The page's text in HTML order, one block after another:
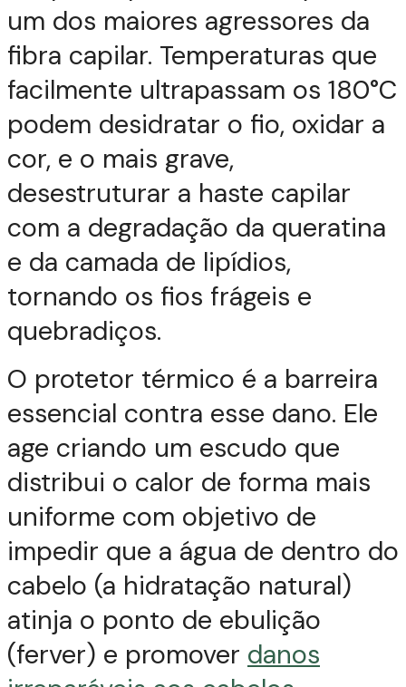
um dos maiores agressores da
fibra capilar. Temperaturas que
facilmente ultrapassam os 180°C
podem desidratar o fio, oxidar a
cor, e o mais grave,
desestruturar a haste capilar
com a degradação da queratina
e da camada de lipídios,
tornando os fios frágeis e
quebradiços.
O protetor térmico é a barreira
essencial contra esse dano. Ele
age criando um escudo que
distribui o calor de forma mais
uniforme com objetivo de
impedir que a água de dentro do
cabelo (a hidratação natural)
atinja o ponto de ebulição
(ferver) e promover danos